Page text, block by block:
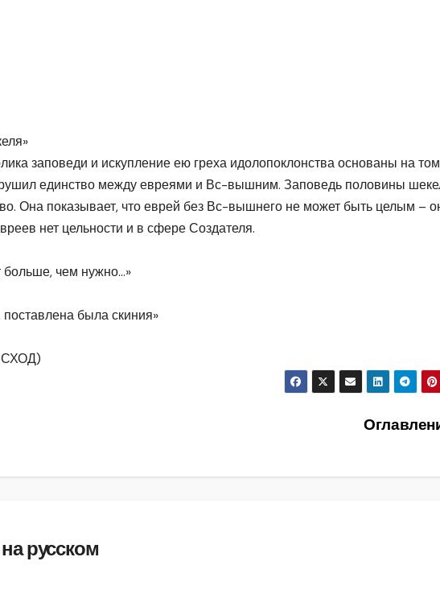
заповеди и искупление ею греха идолопоклонства основаны на
единство между евреями и Вс-вышним. Заповедь половины
Она показывает, что еврей без Вс-вышнего не может быть целым –
нет цельности и в сфере Создателя.
чем нужно…»
была скиния»
русском